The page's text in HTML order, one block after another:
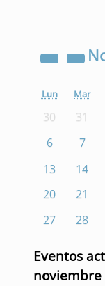
Lun Mar
30 31
6
7
13
14
20
21
27
28
Eventos
noviembre